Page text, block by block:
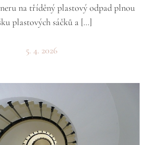
na tříděný plastový odpad plnou
plastových sáčků a […]
5. 4. 2026